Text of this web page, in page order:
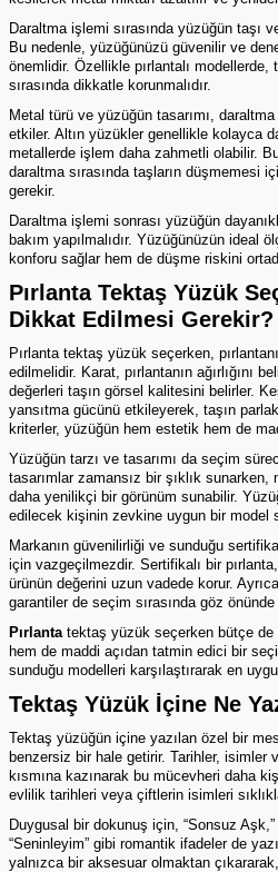
Daraltma işlemi sırasında yüzüğün taşı
Bu nedenle, yüzüğünüzü güvenilir ve
önemlidir. Özellikle pırlantalı modellerde,
sırasında dikkatle korunmalıdır.
Metal türü ve yüzüğün tasarımı,
etkiler. Altın yüzükler genellikle kolayca
metallerde işlem daha zahmetli olabilir.
daraltma sırasında taşların düşmemesi
gerekir.
Daraltma işlemi sonrası yüzüğün
bakım yapılmalıdır. Yüzüğünüzün ideal
konforu sağlar hem de düşme riskini
Pırlanta Tektaş Yüzük
Dikkat Edilmesi Gerekir?
Pırlanta tektaş yüzük seçerken,
edilmelidir. Karat, pırlantanın ağırlığını
değerleri taşın görsel kalitesini belirler.
yansıtma gücünü etkileyerek, taşın
kriterler, yüzüğün hem estetik hem de
Yüzüğün tarzı ve tasarımı da seçim
tasarımlar zamansız bir şıklık
daha yenilikçi bir görünüm sunabilir.
edilecek kişinin zevkine uygun bir model
Markanın güvenilirliği ve sunduğu
için vazgeçilmezdir. Sertifikalı bir pırlanta
ürünün değerini uzun vadede korur.
garantiler de seçim sırasında göz önünde
Pırlanta tektaş yüzük seçerken bütçe
hem de maddi açıdan tatmin edici bir
sunduğu modelleri karşılaştırarak en
Tektaş Yüzük İçine Ne
Tektaş yüzüğün içine yazılan özel bir
benzersiz bir hale getirir. Tarihler, isimler
kısmına kazınarak bu mücevheri daha
evlilik tarihleri veya çiftlerin isimleri
Duygusal bir dokunuş için, “Sonsuz
“Seninleyim” gibi romantik ifadeler de
yalnızca bir aksesuar olmaktan